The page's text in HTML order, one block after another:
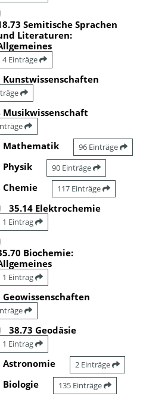
Semitische Sprachen
Literaturen:
4 Einträge
Kunstwissenschaften
Musikwissenschaft
Mathematik 96 Einträge
Physik 90 Einträge
Chemie 117 Einträge
35.14 Elektrochemie
1 Eintrag
Biochemie:
1 Eintrag
Geowissenschaften
38.73 Geodäsie
1 Eintrag
Astronomie 2 Einträge
Biologie 135 Einträge